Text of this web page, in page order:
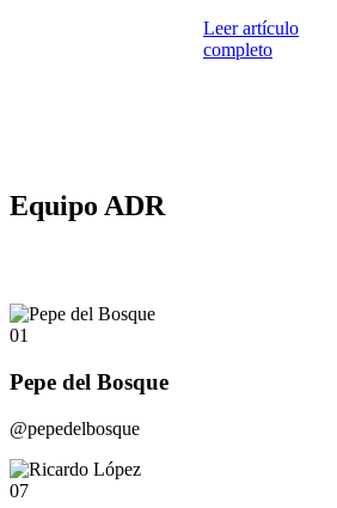
Leer artículo
completo
Equipo ADR
01
Pepe del Bosque
@pepedelbosque
07